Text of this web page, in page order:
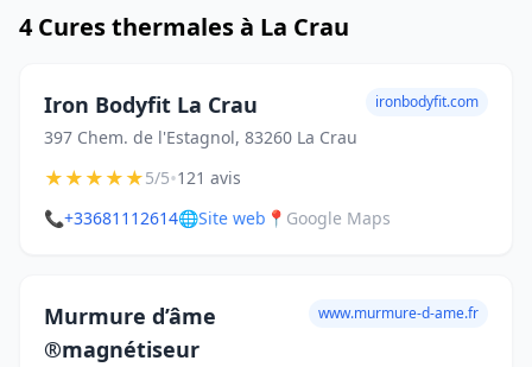
4 Cures thermales à La Crau
Iron Bodyfit La Crau
397 Chem. de l'Estagnol, 83260 La Crau
ironbodyfit.com
★★★★★5/5•121 avis
📞+33681112614🌐Site web 📍 Google Maps
Murmure d’âme
®️magnétiseur
www.murmure-d-ame.fr